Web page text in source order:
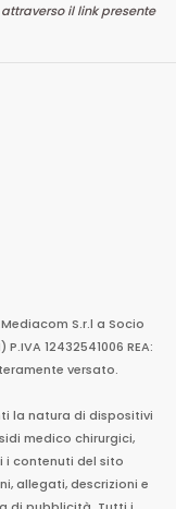
il link presente
Mediacom S.r.l a Socio
P.IVA 12432541006 REA:
versato.
la natura di dispositivi
medico chirurgici,
i contenuti del sito
allegati, descrizioni e